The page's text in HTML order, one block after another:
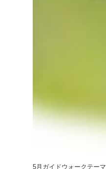
5月ガイドウォークテーマ